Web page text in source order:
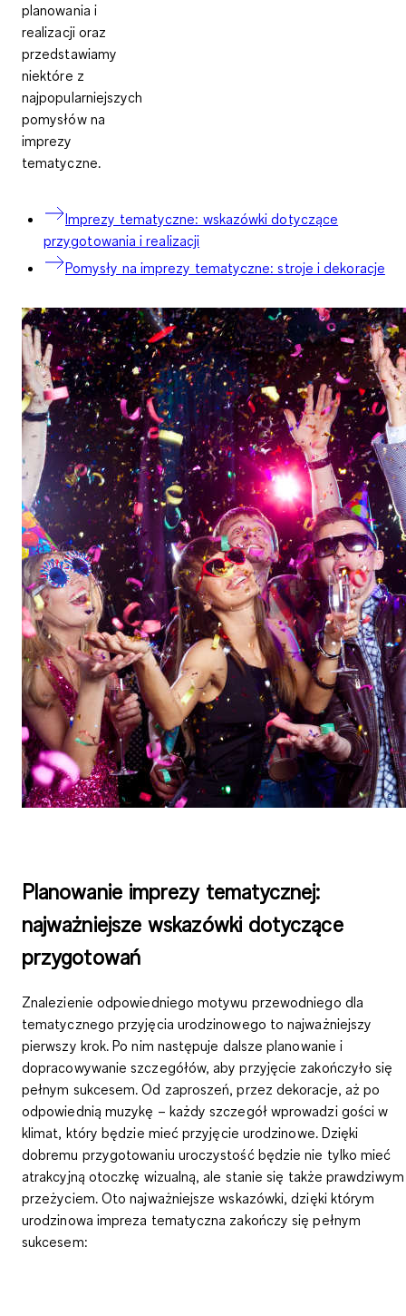
planowania i
realizacji oraz
przedstawiamy
niektóre z
najpopularniejszych
pomysłów na
imprezy
tematyczne.
Imprezy tematyczne: wskazówki dotyczące
przygotowania i realizacji
Pomysły na imprezy tematyczne: stroje i dekoracje
Planowanie imprezy tematycznej:
najważniejsze wskazówki dotyczące
przygotowań
Znalezienie odpowiedniego motywu przewodniego dla
tematycznego przyjęcia urodzinowego to najważniejszy
pierwszy krok. Po nim następuje dalsze planowanie i
dopracowywanie szczegółów, aby przyjęcie zakończyło się
pełnym sukcesem. Od zaproszeń, przez dekoracje, aż po
odpowiednią muzykę – każdy szczegół wprowadzi gości w
klimat, który będzie mieć przyjęcie urodzinowe. Dzięki
dobremu przygotowaniu uroczystość będzie nie tylko mieć
atrakcyjną otoczkę wizualną, ale stanie się także prawdziwym
przeżyciem. Oto najważniejsze wskazówki, dzięki którym
urodzinowa impreza tematyczna zakończy się pełnym
sukcesem: